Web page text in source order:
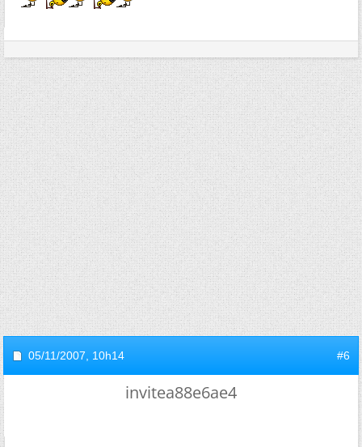
05/11/2007, 10h14 #6
invitea88e6ae4